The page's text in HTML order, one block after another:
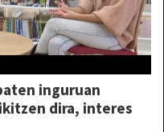
inguruan
dira, interes